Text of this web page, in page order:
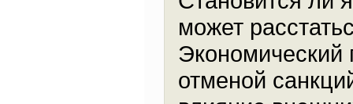
может
Экономический
отменой